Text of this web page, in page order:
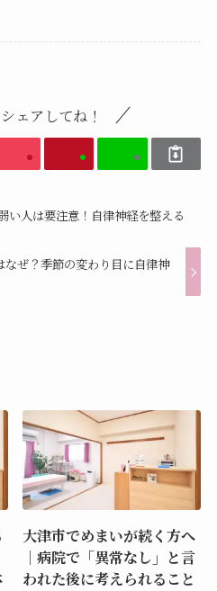
ェアしてね！
い人は要注意！自律神経を整える
ぜ？季節の変わり目に自律神
大津市でめまいが続く方へ
｜病院で「異常なし」と言
われた後に考えられること